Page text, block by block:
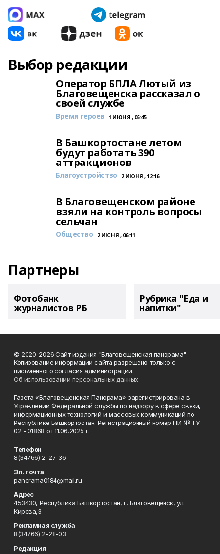
Выбор редакции
Оператор БПЛА Лютый из
Благовещенска рассказал о
своей службе
Время героев 1 ИЮНЯ , 05:45
В Башкортостане летом
будут работать 390
аттракционов
Благоустройство 2 ИЮНЯ , 12:16
В Благовещенском районе
взяли на контроль вопросы
сельчан
Общество 2 ИЮНЯ , 06:11
Партнеры
Фотобанк
журналистов РБ
Рубрика "Еда и
напитки"
© 2020-2026 Сайт издания "Благовещенская панорама"
Копирование информации сайта разрешено только с
письменного согласия администрации.
Об использовании персональных данных
Газета «Благовещенская Панорама» зарегистрирована в
Управлении Федеральной службы по надзору в сфере связи,
информационных технологий и массовых коммуникаций по
Республике Башкортостан. Регистрационный номер ПИ № ТУ
02 - 01868 от 11.06.2025 г.
Телефон
8(34766) 2-27-36
Эл. почта
panorama0184@mail.ru
Адрес
453430, Республика Башкортостан, г. Благовещенск, ул.
Кирова,3
Рекламная служба
8(34766) 2-28-03
Редакция